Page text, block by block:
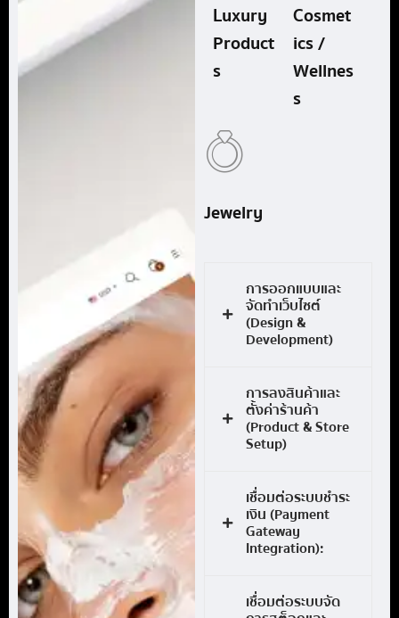
Luxury
Product
s
Cosmet
ics /
Wellnes
s
Jewelry
การออกแบบและ
จัดทำเว็บไซต์
(Design &
Development)
การลงสินค้าและ
ตั้งค่าร้านค้า
(Product & Store
Setup)
เชื่อมต่อระบบชำระ
เงิน (Payment
Gateway
Integration):
เชื่อมต่อระบบจัด